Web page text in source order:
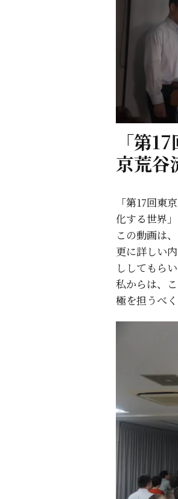
「第
京荒谷
「第17回東
化する世界
この動画は、
更に詳しい
ししてもらい
私からは、
極を担うべ